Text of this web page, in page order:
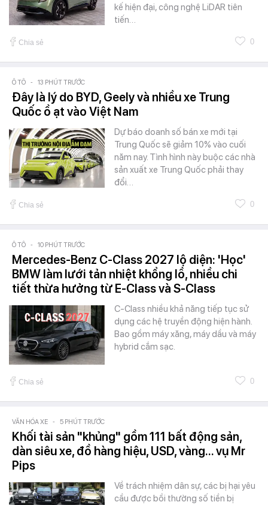
kế hiện đại, công nghệ LiDAR tiên
tiến…
Chia sẻ 0
Ô TÔ - 13 PHÚT TRƯỚC
Đây là lý do BYD, Geely và nhiều xe Trung
Quốc ồ ạt vào Việt Nam
Dự báo doanh số bán xe mới tại
Trung Quốc sẽ giảm 10% vào cuối
năm nay. Tình hình này buộc các nhà
sản xuất xe Trung Quốc phải thay
đổi…
Chia sẻ 0
Ô TÔ - 10 PHÚT TRƯỚC
Mercedes-Benz C-Class 2027 lộ diện: 'Học'
BMW làm lưới tản nhiệt khổng lồ, nhiều chi
tiết thừa hưởng từ E-Class và S-Class
C-Class nhiều khả năng tiếp tục sử
dụng các hệ truyền động hiện hành.
Bao gồm máy xăng, máy dầu và máy
hybrid cắm sạc.
Chia sẻ 0
VĂN HÓA XE - 5 PHÚT TRƯỚC
Khối tài sản "khủng" gồm 111 bất động sản,
dàn siêu xe, đồ hàng hiệu, USD, vàng... vụ Mr
Pips
Về trách nhiệm dân sự, các bị hại yêu
cầu được bồi thường số tiền bị